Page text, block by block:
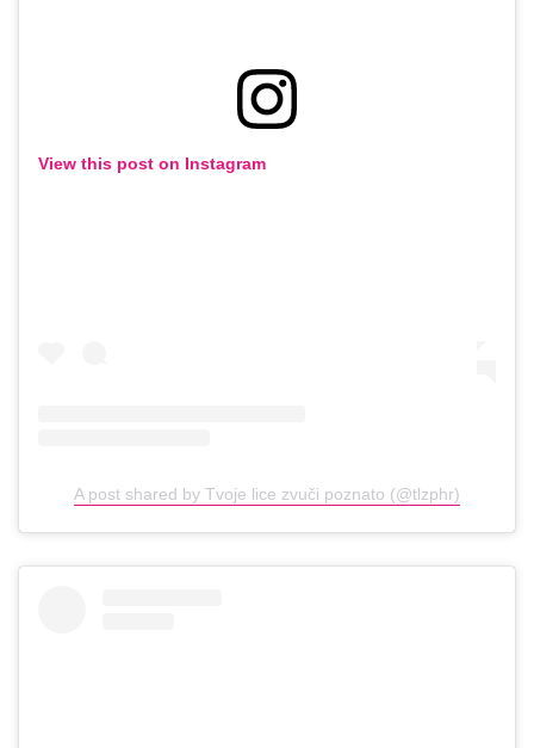
View this post on Instagram
A post shared by Tvoje lice zvuči poznato (@tlzphr)